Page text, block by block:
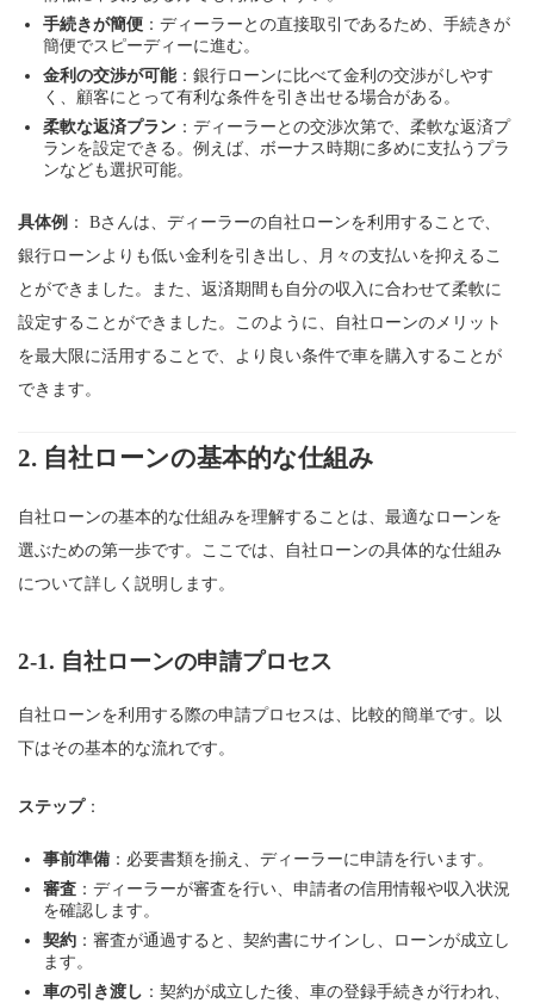
手続きが簡便 ：ディーラーとの直接取引であるため、手続きが
簡便でスピーディーに進む。
金利の交渉が可能：銀行ローンに比べて金利の交渉がしやす
く、顧客にとって有利な条件を引き出せる場合がある。
柔軟な返済プラン ：ディーラーとの交渉次第で、柔軟な返済プ
ランを設定できる。例えば、ボーナス時期に多めに支払うプラ
ンなども選択可能。
具体例 ： Bさんは、ディーラーの自社ローンを利用することで、
銀行ローンよりも低い金利を引き出し、月々の支払いを抑えるこ
とができました。また、返済期間も自分の収入に合わせて柔軟に
設定することができました。このように、自社ローンのメリット
を最大限に活用することで、より良い条件で車を購入することが
できます。
2. 自社ローンの基本的な仕組み
自社ローンの基本的な仕組みを理解することは、最適なローンを
選ぶための第一歩です。ここでは、自社ローンの具体的な仕組み
について詳しく説明します。
2-1. 自社ローンの申請プロセス
自社ローンを利用する際の申請プロセスは、比較的簡単です。以
下はその基本的な流れです。
ステップ：
事前準備 ：必要書類を揃え、ディーラーに申請を行います。
審査 ：ディーラーが審査を行い、申請者の信用情報や収入状況
を確認します。
契約 ：審査が通過すると、契約書にサインし、ローンが成立し
ます。
車の引き渡し ：契約が成立した後、車の登録手続きが行われ、